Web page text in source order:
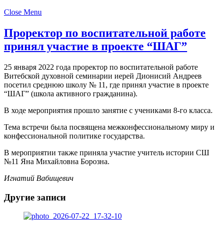
Close Menu
Проректор по воспитательной работе
принял участие в проекте “ШАГ”
25 января 2022 года проректор по воспитательной работе
Витебской духовной семинарии иерей Дионисий Андреев
посетил среднюю школу № 11, где принял участие в проекте
“ШАГ” (школа активного гражданина).
В ходе мероприятия прошло занятие с учениками 8-го класса.
Тема встречи была посвящена межконфессиональному миру и
конфессиональной политике государства.
В мероприятии также приняла участие учитель истории СШ
№11 Яна Михайловна Борозна.
Игнатий Вабищевич
Другие записи